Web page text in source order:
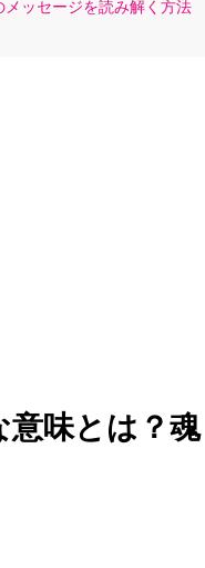
ッセージを読み解く方法
味とは？魂